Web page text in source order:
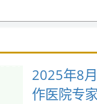
2025年8
作医院专